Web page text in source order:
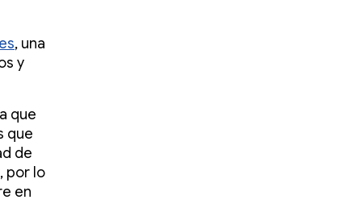
, una
y
que
que
de
por lo
en